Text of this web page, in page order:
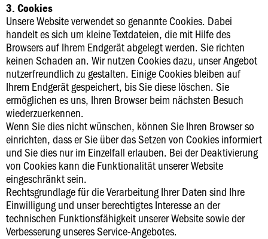
3. Cookies
Unsere Website verwendet so genannte Cookies. Dabei
handelt es sich um kleine Textdateien, die mit Hilfe des
Browsers auf Ihrem Endgerät abgelegt werden. Sie richten
keinen Schaden an. Wir nutzen Cookies dazu, unser Angebot
nutzerfreundlich zu gestalten. Einige Cookies bleiben auf
Ihrem Endgerät gespeichert, bis Sie diese löschen. Sie
ermöglichen es uns, Ihren Browser beim nächsten Besuch
wiederzuerkennen.
Wenn Sie dies nicht wünschen, können Sie Ihren Browser so
einrichten, dass er Sie über das Setzen von Cookies informiert
und Sie dies nur im Einzelfall erlauben. Bei der Deaktivierung
von Cookies kann die Funktionalität unserer Website
eingeschränkt sein.
Rechtsgrundlage für die Verarbeitung Ihrer Daten sind Ihre
Einwilligung und unser berechtigtes Interesse an der
technischen Funktionsfähigkeit unserer Website sowie der
Verbesserung unseres Service-Angebotes.